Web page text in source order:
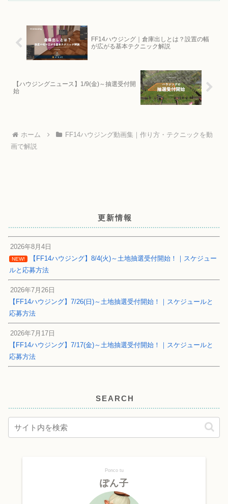
FF14ハウジング｜倉庫出しとは？設置の幅
が広がる基本テクニック解説
【ハウジングニュース】1/9(金)～抽選受付開
始
ホーム
FF14ハウジング動画集｜作り方・テクニックを動
画で解説
更新情報
2026年8月4日
NEW!
【FF14ハウジング】8/4(火)～土地抽選受付開始！｜スケジュー
ルと応募方法
2026年7月26日
【FF14ハウジング】7/26(日)～土地抽選受付開始！｜スケジュールと
応募方法
2026年7月17日
【FF14ハウジング】7/17(金)～土地抽選受付開始！｜スケジュールと
応募方法
SEARCH
Ponco tu
ぽん子